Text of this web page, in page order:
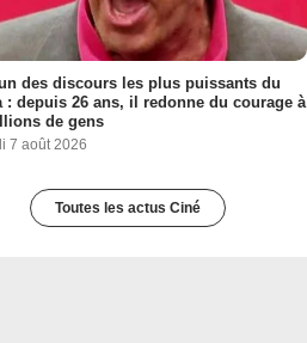
des discours les plus puissants du
: depuis 26 ans, il redonne du courage à
de gens
7 août 2026
Toutes les actus Ciné